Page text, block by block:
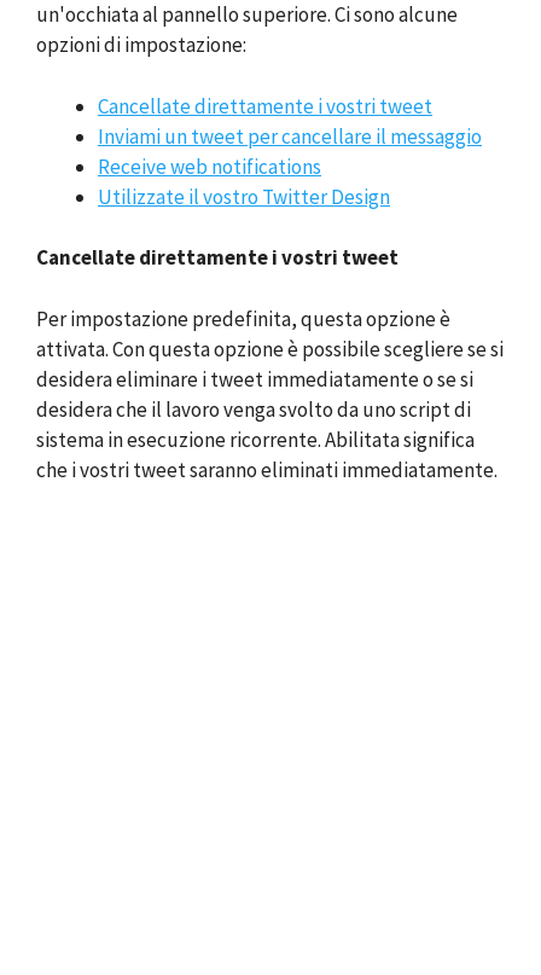
un'occhiata al pannello superiore. Ci sono alcune
opzioni di impostazione:
Cancellate direttamente i vostri tweet
Inviami un tweet per cancellare il messaggio
Receive web notifications
Utilizzate il vostro Twitter Design
Cancellate direttamente i vostri tweet
Per impostazione predefinita, questa opzione è
attivata. Con questa opzione è possibile scegliere se si
desidera eliminare i tweet immediatamente o se si
desidera che il lavoro venga svolto da uno script di
sistema in esecuzione ricorrente. Abilitata significa
che i vostri tweet saranno eliminati immediatamente.